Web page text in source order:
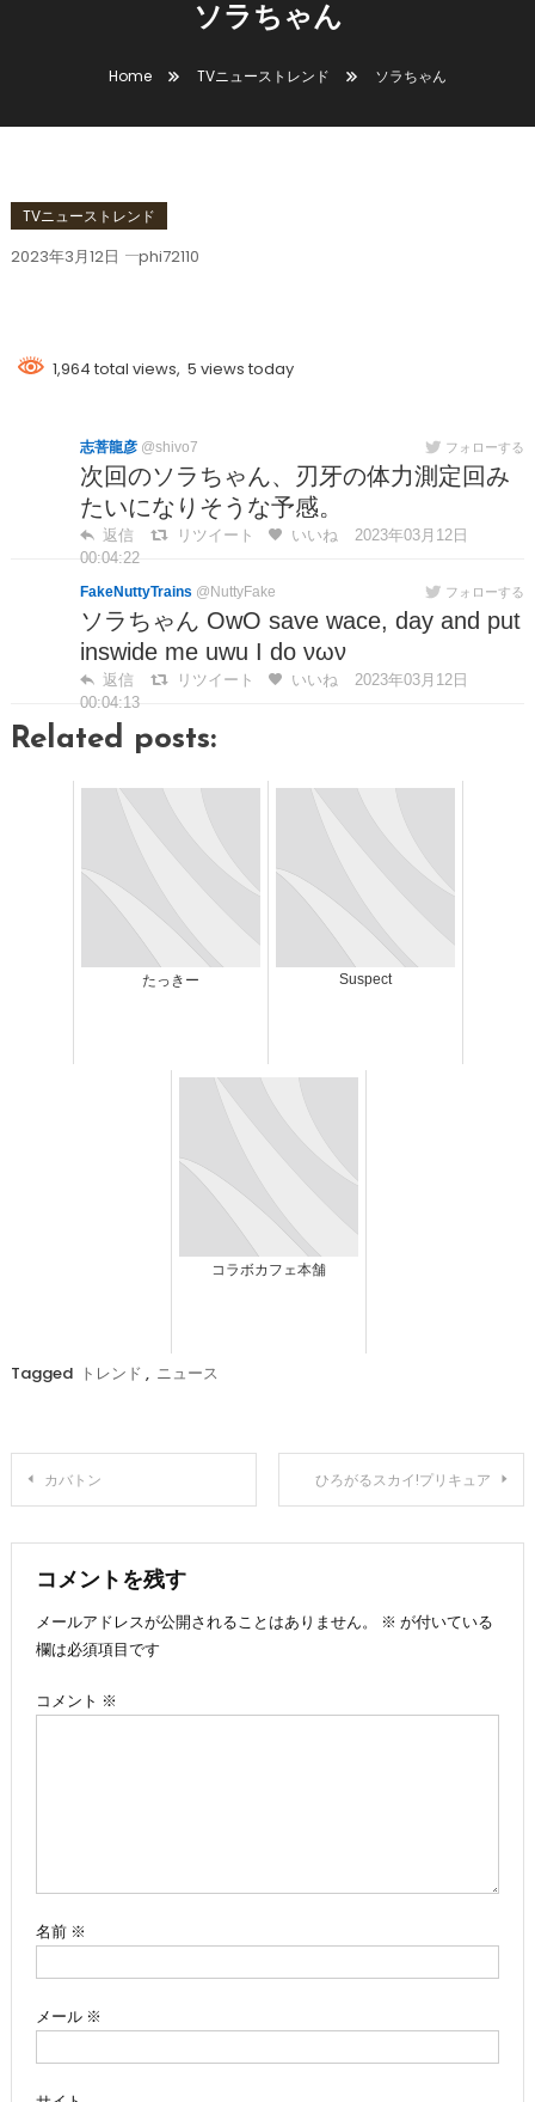
ソラちゃん
Home TVニューストレンド ソラちゃん
TVニューストレンド
2023年3月12日 phi72110
1,964 total views, 5 views today
志菩龍彦 @shivo7 フォローする
次回のソラちゃん、刃牙の体力測定回み
たいになりそうな予感。
返信 リツイート いいね
2023年03月12日
00:04:22
FakeNuttyTrains @NuttyFake フォローする
ソラちゃん OwO save wace, day and put
inswide me uwu I do νων
返信 リツイート いいね
2023年03月12日
00:04:13
Related posts:
たっきー Suspect
コラボカフェ本舗
Tagged トレンド , ニュース
投
稿
ナ
ビ
ゲ
カバトン ひろがるスカイ!プリキュア
コメントを残す
メールアドレスが公開されることはありません。
※ が付いている
欄は必須項目です
コメント ※
名前 ※
メール ※